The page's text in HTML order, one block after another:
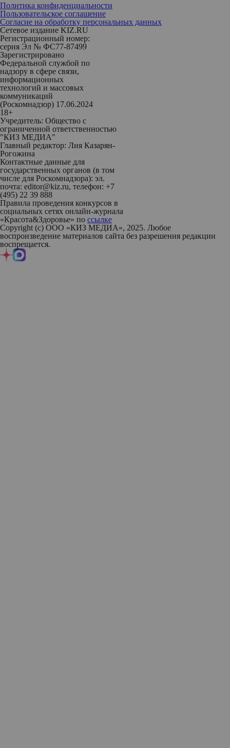
Политика конфиденциальности
Пользовательское соглашение
Согласие на обработку персональных данных
Сетевое издание KIZ.RU
Регистрационный номер:
серия Эл № ФС77-87499
Зарегистрировано
Федеральной службой по
надзору в сфере связи,
информационных
технологий и массовых
коммуникаций
(Роскомнадзор) 17.06.2024
18+
Учредитель: Общество с
ограниченной ответственностью
"КИЗ МЕДИА"
Главный редактор: Лия Казарян-
Рогожина
Контактные данные для
государственных органов (в том
числе для Роскомнадзора): эл.
почта: editor@kiz.ru, телефон: +7
(495) 22 39 888
Правила проведения конкурсов в
социальных сетях онлайн-журнала
«Красота&Здоровье» по ссылке
Copyright (с) ООО «КИЗ МЕДИА», 2025. Любое
воспроизведение материалов сайта без разрешения редакции
воспрещается.